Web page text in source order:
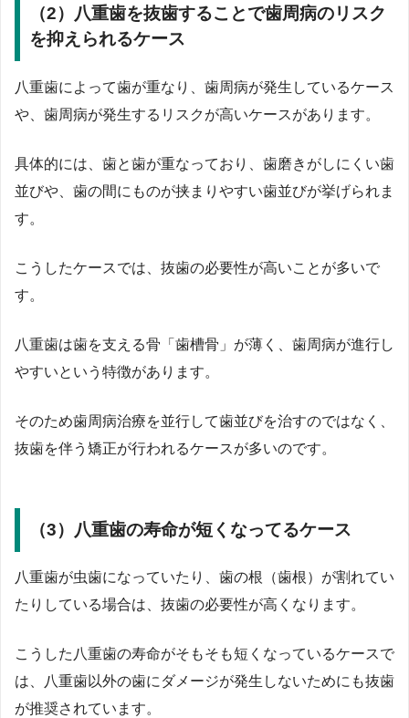
（2）八重歯を抜歯することで歯周病のリスク
を抑えられるケース
八重歯によって歯が重なり、歯周病が発生しているケース
や、歯周病が発生するリスクが高いケースがあります。
具体的には、歯と歯が重なっており、歯磨きがしにくい歯
並びや、歯の間にものが挟まりやすい歯並びが挙げられま
す。
こうしたケースでは、抜歯の必要性が高いことが多いで
す。
八重歯は歯を支える骨「歯槽骨」が薄く、歯周病が進行し
やすいという特徴があります。
そのため歯周病治療を並行して歯並びを治すのではなく、
抜歯を伴う矯正が行われるケースが多いのです。
（3）八重歯の寿命が短くなってるケース
八重歯が虫歯になっていたり、歯の根（歯根）が割れてい
たりしている場合は、抜歯の必要性が高くなります。
こうした八重歯の寿命がそもそも短くなっているケースで
は、八重歯以外の歯にダメージが発生しないためにも抜歯
が推奨されています。